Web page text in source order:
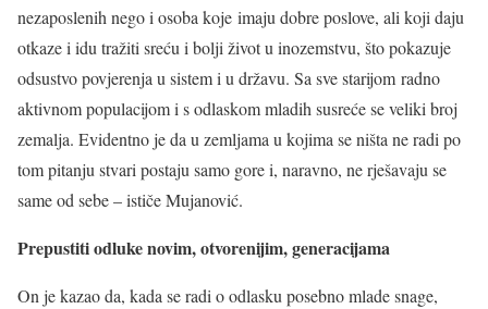
nezaposlenih nego i osoba koje imaju dobre poslove, ali koji daju
otkaze i idu tražiti sreću i bolji život u inozemstvu, što pokazuje
odsustvo povjerenja u sistem i u državu. Sa sve starijom radno
aktivnom populacijom i s odlaskom mladih susreće se veliki broj
zemalja. Evidentno je da u zemljama u kojima se ništa ne radi po
tom pitanju stvari postaju samo gore i, naravno, ne rješavaju se
same od sebe – ističe Mujanović.
Prepustiti odluke novim, otvorenijim, generacijama
On je kazao da, kada se radi o odlasku posebno mlade snage,